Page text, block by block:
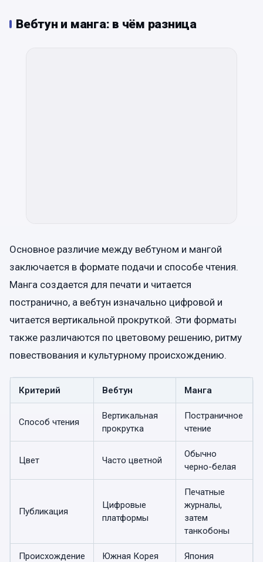
Вебтун и манга: в чём разница
Основное различие между вебтуном и мангой
заключается в формате подачи и способе чтения.
Манга создается для печати и читается
постранично, а вебтун изначально цифровой и
читается вертикальной прокруткой. Эти форматы
также различаются по цветовому решению, ритму
повествования и культурному происхождению.
Критерий Вебтун Манга
Способ чтения
Вертикальная
прокрутка
Постраничное
чтение
Цвет Часто цветной
Обычно
черно-белая
Публикация
Цифровые
платформы
Печатные
журналы,
затем
танкобоны
Происхождение Южная Корея Япония